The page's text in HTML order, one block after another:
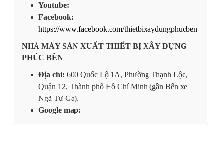
Youtube:
Facebook:
https://www.facebook.com/thietbixaydungphucben
NHÀ MÁY SẢN XUẤT THIẾT BỊ XÂY DỰNG
PHÚC BỀN
Địa chỉ: 600 Quốc Lộ 1A, Phường Thạnh Lộc,
Quận 12, Thành phố Hồ Chí Minh (gần Bến xe
Ngã Tư Ga).
Google map: